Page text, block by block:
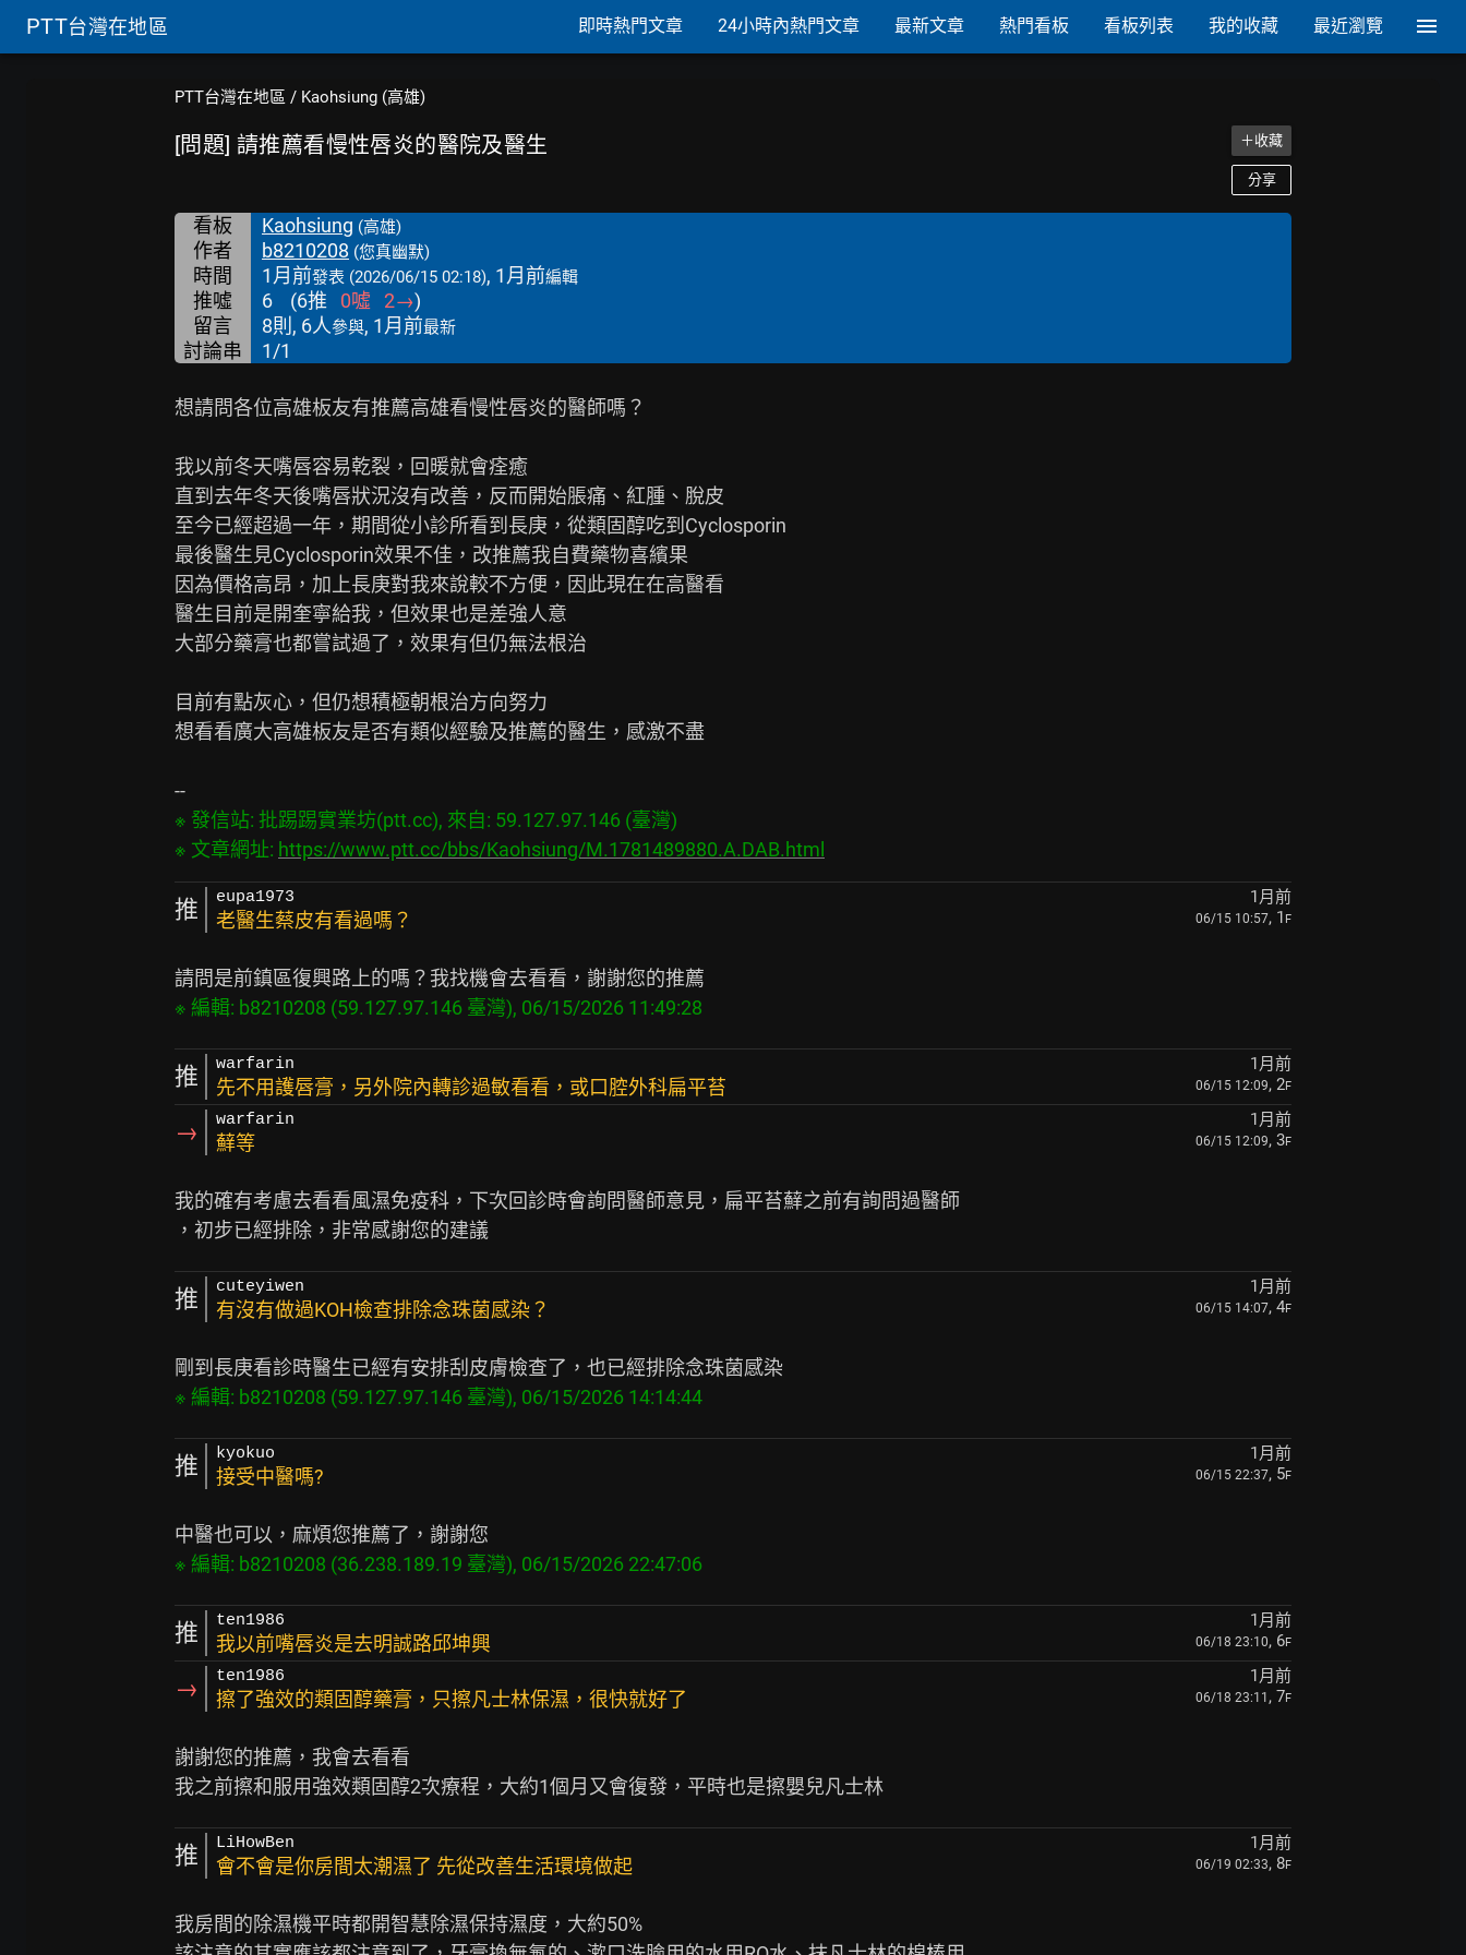
PTT台灣在地區 即時熱門文章 24小時內熱門文章 最新文章 熱門看板 看板列表 我的收藏 最近瀏覽
PTT台灣在地區 / Kaohsiung (高雄)
[問題] 請推薦看慢性唇炎的醫院及醫生 ＋收藏
分享
看板 Kaohsiung (高雄)
作者 b8210208 (您真幽默)
時間 1月前發表 (2026/06/15 02:18), 1月前編輯
推噓 6 (6推 0噓 2→)
留言
8則, 6人參與, 1月前最新
討論串 1/1
想請問各位高雄板友有推薦高雄看慢性唇炎的醫師嗎？
我以前冬天嘴唇容易乾裂，回暖就會痊癒
直到去年冬天後嘴唇狀況沒有改善，反而開始脹痛、紅腫、脫皮
至今已經超過一年，期間從小診所看到長庚，從類固醇吃到Cyclosporin
最後醫生見Cyclosporin效果不佳，改推薦我自費藥物喜繽果
因為價格高昂，加上長庚對我來說較不方便，因此現在在高醫看
醫生目前是開奎寧給我，但效果也是差強人意
大部分藥膏也都嘗試過了，效果有但仍無法根治
目前有點灰心，但仍想積極朝根治方向努力
想看看廣大高雄板友是否有類似經驗及推薦的醫生，感激不盡
※ 發信站: 批踢踢實業坊(ptt.cc), 來自: 59.127.97.146 (臺灣)
※ 文章網址: https://www.ptt.cc/bbs/Kaohsiung/M.1781489880.A.DAB.html
推 eupa1973 1月前
老醫生蔡皮有看過嗎？ 06/15 10:57, 1 F
※ 編輯: b8210208 (59.127.97.146 臺灣), 06/15/2026 11:49:28
推 warfarin 1月前
先不用護唇膏，另外院內轉診過敏看看，或口腔外科扁平苔 06/15 12:09, 2F
→ warfarin 1月前
蘚等 06/15 12:09, 3F
我的確有考慮去看看風濕免疫科，下次回診時會詢問醫師意見，扁平苔蘚之前有詢問過醫師
推 cuteyiwen 1月前
有沒有做過KOH檢查排除念珠菌感染？ 06/15 14:07, 4F
※ 編輯: b8210208 (59.127.97.146 臺灣), 06/15/2026 14:14:44
推 kyokuo 1月前
接受中醫嗎? 06/15 22:37, 5F
※ 編輯: b8210208 (36.238.189.19 臺灣), 06/15/2026 22:47:06
推 ten1986 1月前
我以前嘴唇炎是去明誠路邱坤興 06/18 23:10, 6F
→ ten1986 1月前
擦了強效的類固醇藥膏，只擦凡士林保濕，很快就好了 06/18 23:11 , 7F
謝謝您的推薦，我會去看看
推 LiHowBen 1月前
會不會是你房間太潮濕了 先從改善生活環境做起 06/19 02:33, 8F
我房間的除濕機平時都開智慧除濕保持濕度，大約50%